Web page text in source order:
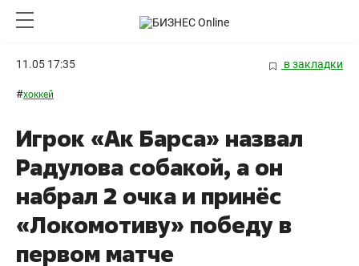
11.05 17:35 в закладки
#хоккей
Игрок «Ак Барса» назвал
Радулова собакой, а он
набрал 2 очка и принёс
«Локомотиву» победу в
первом матче